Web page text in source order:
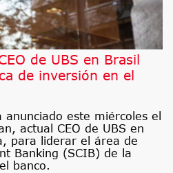
de UBS en Brasil
de inversión en el
anunciado este miércoles el
actual CEO de UBS en
para liderar el área de
Banking (SCIB) de la
banco.